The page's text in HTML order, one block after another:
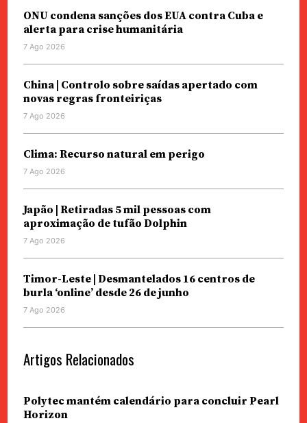
ONU condena sanções dos EUA contra Cuba e
alerta para crise humanitária
7 Ago 2026
China | Controlo sobre saídas apertado com
novas regras fronteiriças
7 Ago 2026
Clima: Recurso natural em perigo
7 Ago 2026
Japão | Retiradas 5 mil pessoas com
aproximação de tufão Dolphin
7 Ago 2026
Timor-Leste | Desmantelados 16 centros de
burla ‘online’ desde 26 de junho
7 Ago 2026
Artigos Relacionados
Polytec mantém calendário para concluir Pearl
Horizon